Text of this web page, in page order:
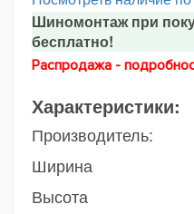
Шиномонтаж при
бесплатно!
Распродажа -
Характеристики:
Производитель:
Ширина
Высота